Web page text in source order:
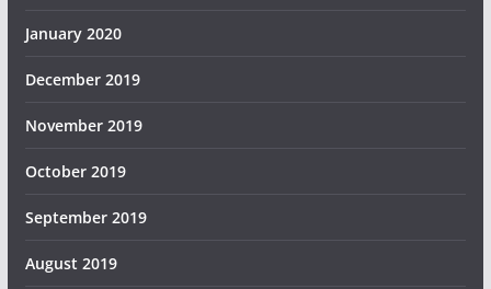
January 2020
December 2019
November 2019
October 2019
September 2019
August 2019